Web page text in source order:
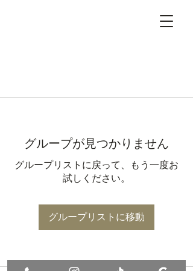
グループが見つかりません
グループリストに戻って、もう一度お
試しください。
グループリストに移動